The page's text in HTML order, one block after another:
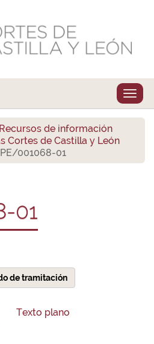
Recursos de información
Cortes de Castilla y León
PE/001068-01
01
de tramitación
Texto plano